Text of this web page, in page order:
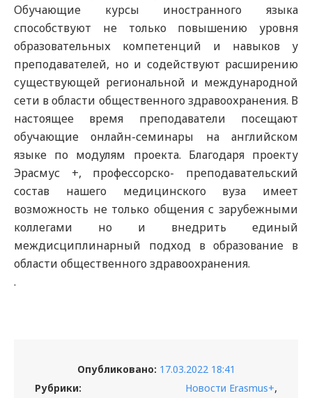
Обучающие курсы иностранного языка
способствуют не только повышению уровня
образовательных компетенций и навыков у
преподавателей, но и содействуют расширению
существующей региональной и международной
сети в области общественного здравоохранения. В
настоящее время преподаватели посещают
обучающие онлайн-семинары на английском
языке по модулям проекта. Благодаря проекту
Эрасмус +, профессорско- преподавательский
состав нашего медицинского вуза имеет
возможность не только общения с зарубежными
коллегами но и внедрить единый
междисциплинарный подход в образование в
области общественного здравоохранения.
.
Опубликовано: 17.03.2022 18:41
Рубрики: Новости Erasmus+,